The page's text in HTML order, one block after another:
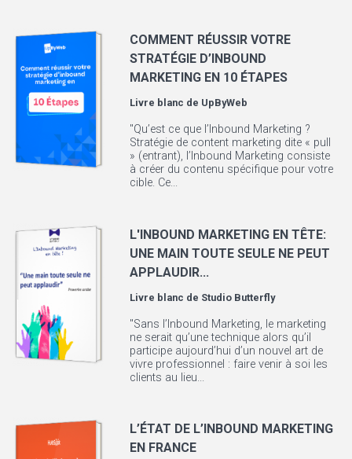
COMMENT RÉUSSIR VOTRE
STRATÉGIE D’INBOUND
MARKETING EN 10 ÉTAPES
Livre blanc de UpByWeb
"Qu’est ce que l’Inbound Marketing ?
Stratégie de content marketing dite « pull
» (entrant), l’Inbound Marketing consiste
à créer du contenu spécifique pour votre
cible. Ce...
L'INBOUND MARKETING EN TÊTE:
UNE MAIN TOUTE SEULE NE PEUT
APPLAUDIR...
Livre blanc de Studio Butterfly
"Sans l’Inbound Marketing, le marketing
ne serait qu’une technique alors qu’il
participe aujourd’hui d’un nouvel art de
vivre professionnel : faire venir à soi les
clients au lieu...
L’ÉTAT DE L’INBOUND MARKETING
EN FRANCE